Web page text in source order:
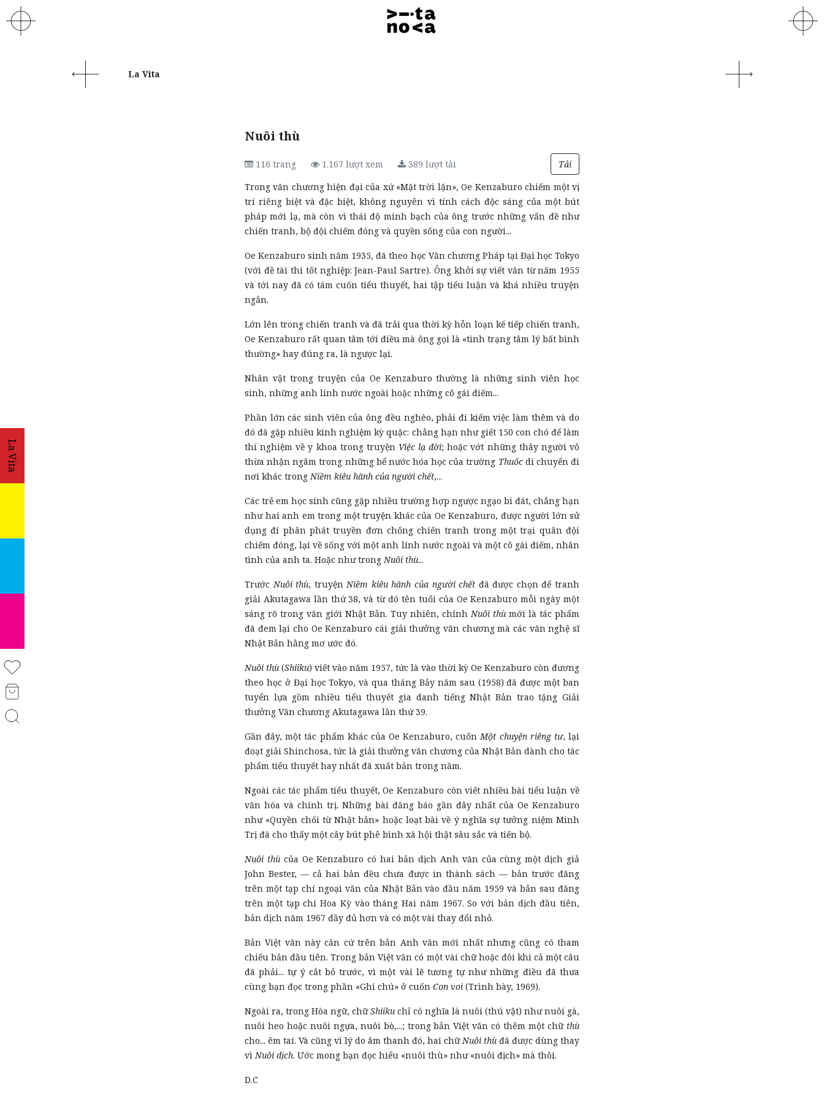
La Vita
La Vita
Nuôi thù
116 trang 1.167 lượt xem 389 lượt tải
Tải
Trong văn chương hiện đại của xứ «Mặt trời lặn», Oe Kenzaburo chiếm một vị
trí riêng biệt và đặc biệt, không nguyên vì tính cách độc sáng của một bút
pháp mới lạ, mà còn vì thái độ minh bạch của ông trước những vấn đề như
chiến tranh, bộ đội chiếm đóng và quyền sống của con người...
Oe Kenzaburo sinh năm 1935, đã theo học Văn chương Pháp tại Đại học Tokyo
(với đề tài thi tốt nghiệp: Jean-Paul Sartre). Ông khởi sự viết văn từ năm 1955
và tới nay đã có tám cuốn tiểu thuyết, hai tập tiểu luận và khá nhiều truyện
ngắn.
Lớn lên trong chiến tranh và đã trải qua thời kỳ hỗn loạn kế tiếp chiến tranh,
Oe Kenzaburo rất quan tâm tới điều mà ông gọi là «tình trạng tâm lý bất bình
thường» hay đúng ra, là ngược lại.
Nhân vật trong truyện của Oe Kenzaburo thường là những sinh viên học
sinh, những anh lính nước ngoài hoặc những cô gái điếm...
Phần lớn các sinh viên của ông đều nghèo, phải đi kiếm việc làm thêm và do
đó đã gặp nhiều kinh nghiệm kỳ quặc: chẳng hạn như giết 150 con chó để làm
thí nghiệm về y khoa trong truyện Việc lạ đời; hoặc vớt những thây người vô
thừa nhận ngâm trong những bể nước hóa học của trường Thuốcdi chuyển đi
nơi khác trongNiềm kiêu hãnh của người chết,...
Các trẻ em học sinh cũng gặp nhiều trường hợp ngược ngạo bi đát, chẳng hạn
như hai anh em trong một truyện khác của Oe Kenzaburo, được người lớn sử
dụng đi phân phát truyền đơn chống chiến tranh trong một trại quân đội
chiếm đóng, lại về sống với một anh lính nước ngoài và một cô gái điếm, nhân
tình của anh ta. Hoặc như trongNuôi thù...
TrướcNuôi thù, truyệnNiềm kiêu hãnh của người chết đã được chọn để tranh
giải Akutagawa lần thứ 38, và từ đó tên tuổi của Oe Kenzaburo mỗi ngày một
sáng rõ trong văn giới Nhật Bản. Tuy nhiên, chínhNuôi thù mới là tác phẩm
đã đem lại cho Oe Kenzaburo cái giải thưởng văn chương mà các văn nghệ sĩ
Nhật Bản hằng mơ ước đó.
Nuôi thù (Shiiku) viết vào năm 1957, tức là vào thời kỳ Oe Kenzaburo còn đương
theo học ở Đại học Tokyo, và qua tháng Bảy năm sau (1958) đã được một ban
tuyển lựa gồm nhiều tiểu thuyết gia danh tiếng Nhật Bản trao tặng Giải
thưởng Văn chương Akutagawa lần thứ 39.
Gần đây, một tác phẩm khác của Oe Kenzaburo, cuốnMột chuyện riêng tư, lại
đoạt giải Shinchosa, tức là giải thưởng văn chương của Nhật Bản dành cho tác
phẩm tiểu thuyết hay nhất đã xuất bản trong năm.
Ngoài các tác phẩm tiểu thuyết, Oe Kenzaburo còn viết nhiều bài tiểu luận về
văn hóa và chính trị. Những bài đăng báo gần đây nhất của Oe Kenzaburo
như «Quyền chối từ Nhật bản» hoặc loạt bài về ý nghĩa sự tưởng niệm Minh
Trị đã cho thấy một cây bút phê bình xã hội thật sâu sắc và tiến bộ.
Nuôi thùcủa Oe Kenzaburo có hai bản dịch Anh văn của cùng một dịch giả
John Bester, — cả hai bản đều chưa được in thành sách — bản trước đăng
trên một tạp chí ngoại văn của Nhật Bản vào đầu năm 1959 và bản sau đăng
trên một tạp chí Hoa Kỳ vào tháng Hai năm 1967. So với bản dịch đầu tiên,
bản dịch năm 1967 đầy đủ hơn và có một vài thay đổi nhỏ.
Bản Việt văn này căn cứ trên bản Anh văn mới nhất nhưng cũng có tham
chiếu bản đầu tiên. Trong bản Việt văn có một vài chữ hoặc đôi khi cả một câu
đã phải... tự ý cắt bỏ trước, vì một vài lẽ tương tự như những điều đã thưa
cùng bạn đọc trong phần «Ghi chú» ở cuốn Con voi (Trình bày, 1969).
Ngoài ra, trong Hòa ngữ, chữShiiku chỉ có nghĩa là nuôi (thú vật) như nuôi gà,
nuôi heo hoặc nuôi ngựa, nuôi bò,...; trong bản Việt văn có thêm một chữ thù
cho... êm tai. Và cũng vì lý do âm thanh đó, hai chữNuôi thù đã được dùng thay
vìNuôi dịch. Ước mong bạn đọc hiểu «nuôi thù» như «nuôi địch» mà thôi.
D.C